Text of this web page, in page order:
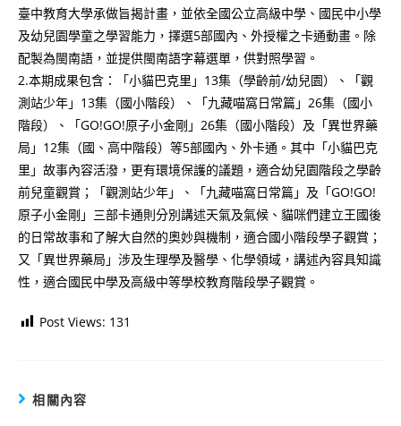
臺中教育大學承做旨揭計畫，並依全國公立高級中學、國民中小學
及幼兒園學童之學習能力，擇選5部國內、外授權之卡通動畫。除
配製為閩南語，並提供閩南語字幕選單，供對照學習。
2.本期成果包含：「小貓巴克里」13集（學齡前/幼兒園）、「觀
測站少年」13集（國小階段）、「九藏喵窩日常篇」26集（國小
階段）、「GO!GO!原子小金剛」26集（國小階段）及「異世界藥
局」12集（國、高中階段）等5部國內、外卡通。其中「小貓巴克
里」故事內容活潑，更有環境保護的議題，適合幼兒園階段之學齡
前兒童觀賞；「觀測站少年」、「九藏喵窩日常篇」及「GO!GO!
原子小金剛」三部卡通則分別講述天氣及氣候、貓咪們建立王國後
的日常故事和了解大自然的奧妙與機制，適合國小階段學子觀賞；
又「異世界藥局」涉及生理學及醫學、化學領域，講述內容具知識
性，適合國民中學及高級中等學校教育階段學子觀賞。
Post Views: 131
相關內容